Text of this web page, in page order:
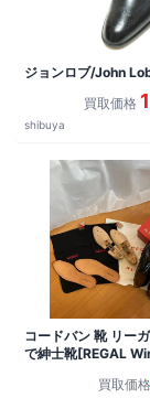
ジョンロブ/John
買取価格
shibuya
コードバン 靴 リー
で紳士靴[REGAL
買取価格